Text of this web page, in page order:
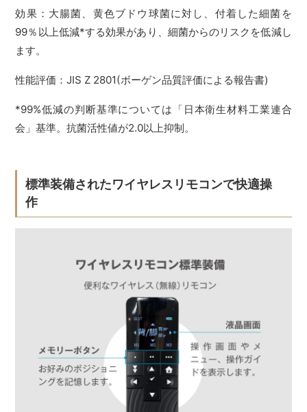
効果：大腸菌、黄色ブドウ球菌に対し、付着した細菌を
99％以上低減*する効果があり、細菌からのリスクを低減し
ます。
性能評価：JIS Z 2801(ボーゲン品質評価による報告書)
*99%低減の判断基準については「日本衛生材料工業連合
会」基準。抗菌活性値が2.0以上抑制。
標準装備されたワイヤレスリモコンで快適操
作